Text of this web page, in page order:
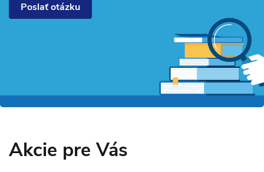
Poslať otázku
Akcie pre Vás